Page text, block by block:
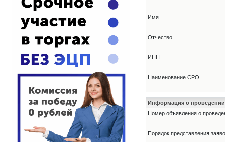
Имя
Отчество
ИНН
Наименование СРО
Информация о проведении
Номер объявления о
Порядок представления